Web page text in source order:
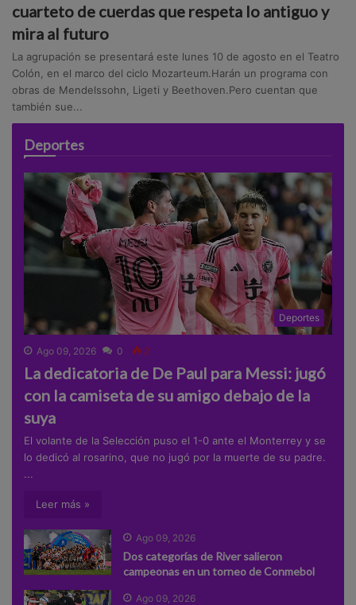
cuarteto de cuerdas que respeta lo antiguo y
mira al futuro
La agrupación se presentará este lunes 10 de agosto en el Teatro
Colón, en el marco del ciclo Mozarteum.Harán un programa con
obras de Mendelssohn, Ligeti y Beethoven.Pero cuentan que
también sue...
Deportes
Deportes
Ago 09, 2026 0 2
La dedicatoria de De Paul para Messi: jugó
con la camiseta de su amigo debajo de la
suya
El volante de la Selección puso el 1-0 ante el Monterrey y se
lo dedicó al rosarino, que no jugó por la muerte de su padre.
...
Leer más »
Ago 09, 2026
Dos categorías de River salieron
campeonas en un torneo de Conmebol
Ago 09, 2026